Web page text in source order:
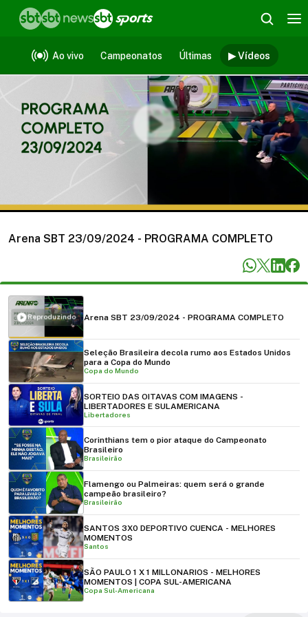
Ao vivo Campeonatos Últimas ▶ Vídeos
Vídeos
Arena SBT 23/09/2024 - PROGRAMA COMPLETO
Reproduzindo Arena SBT 23/09/2024 - PROGRAMA COMPLETO
Seleção Brasileira decola rumo aos Estados Unidos
para a Copa do Mundo
Copa do Mundo
SORTEIO DAS OITAVAS COM IMAGENS -
LIBERTADORES E SULAMERICANA
Libertadores
Corinthians tem o pior ataque do Campeonato
Brasileiro
Brasileirão
Flamengo ou Palmeiras: quem será o grande
campeão brasileiro?
Brasileirão
SANTOS 3X0 DEPORTIVO CUENCA - MELHORES
MOMENTOS
Santos
SÃO PAULO 1 X 1 MILLONARIOS - MELHORES
MOMENTOS | COPA SUL-AMERICANA
Copa Sul-Americana